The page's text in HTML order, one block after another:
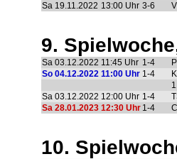
Sa 19.11.2022 13:00 Uhr 3-6
9.
Sa 03.12.2022 11:45 Uhr 1-4
So 04.12.2022 11:00 Uhr 1-4
Sa 03.12.2022 12:00 Uhr 1-4
Sa 28.01.2023 12:30 Uhr 1-4
10.